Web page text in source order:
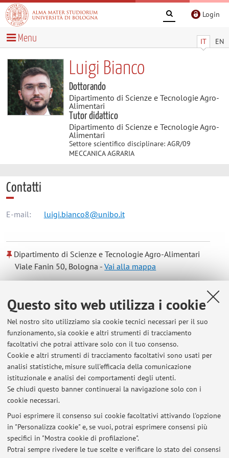
Questo sito web utilizza i cookie
Nel nostro sito utilizziamo sia cookie tecnici necessari per il suo
funzionamento, sia cookie e altri strumenti di tracciamento
facoltativi che potrai attivare solo con il tuo consenso.
Cookie e altri strumenti di tracciamento facoltativi sono usati per
analisi statistiche, misure sull'efficacia della comunicazione
istituzionale e analisi dei comportamenti degli utenti.
Se chiudi questo banner continuerai la navigazione solo con i
cookie necessari.
Puoi esprimere il consenso sui cookie facoltativi attivando l'opzione
in "Personalizza cookie" e, se vuoi, potrai esprimere consensi più
specifici in "Mostra cookie di profilazione".
Potrai sempre rivedere le tue scelte e verificare lo stato dei consensi
Login
IT EN
Menu
Luigi Bianco
Dottorando
Dipartimento di Scienze e Tecnologie Agro-
Alimentari
Tutor didattico
Dipartimento di Scienze e Tecnologie Agro-
Alimentari
Settore scientifico disciplinare: AGR/09
MECCANICA AGRARIA
Contatti
E-mail: luigi.bianco8@unibo.it
Dipartimento di Scienze e Tecnologie Agro-Alimentari
Viale Fanin 50, Bologna -Vai alla mappa
Risorse in rete
ORCID
Orario di ricevimento
8:30 - 17:00
Ultimi avvisi